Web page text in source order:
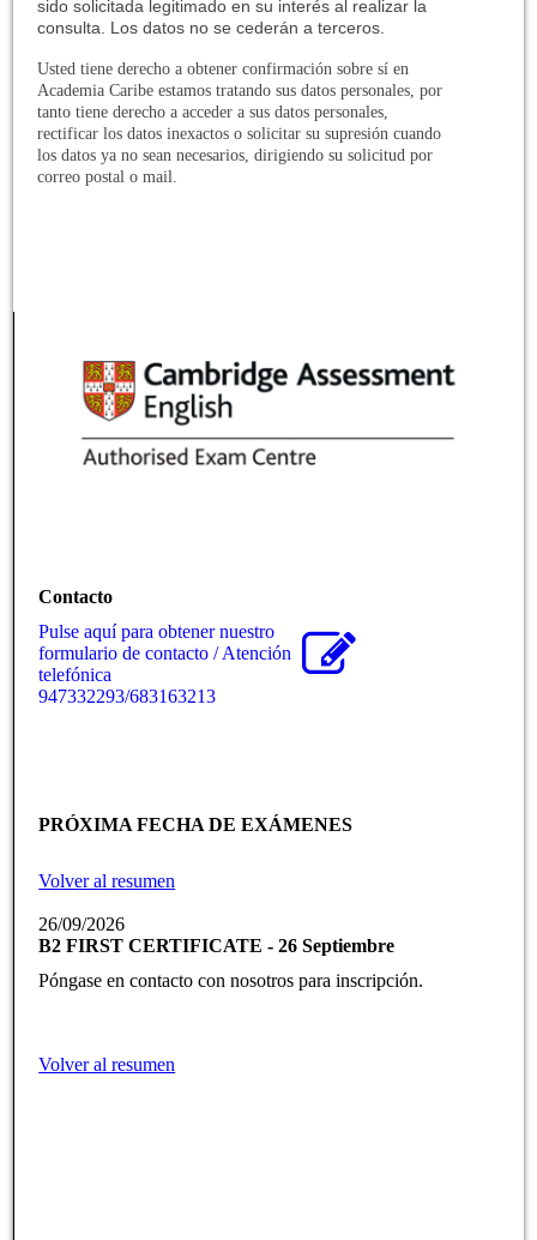
sido solicitada legitimado en su interés al realizar la
consulta. Los datos no se cederán a terceros.
Usted tiene derecho a obtener confirmación sobre sí en
Academia Caribe estamos tratando sus datos personales, por
tanto tiene derecho a acceder a sus datos personales,
rectificar los datos inexactos o solicitar su supresión cuando
los datos ya no sean necesarios, dirigiendo su solicitud por
correo postal o mail.
Contacto
Pulse aquí para obtener nuestro
formulario de contacto / Atención
telefónica
947332293/683163213
PRÓXIMA FECHA DE EXÁMENES
Volver al resumen
26/09/2026
B2 FIRST CERTIFICATE - 26 Septiembre
Póngase en contacto con nosotros para inscripción.
Volver al resumen